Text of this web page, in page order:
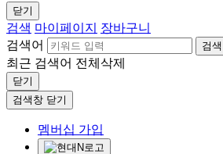
닫기
검색 마이페이지
장바구니
검색어
검색
최근 검색어 전체삭제
닫기
검색창 닫기
멤버십 가입